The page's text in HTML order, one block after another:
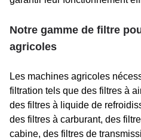
Notre gamme de filtre
agricoles
Les machines agricoles
filtration tels que des filtres à
des filtres à liquide de
des filtres à carburant, des
cabine, des filtres de